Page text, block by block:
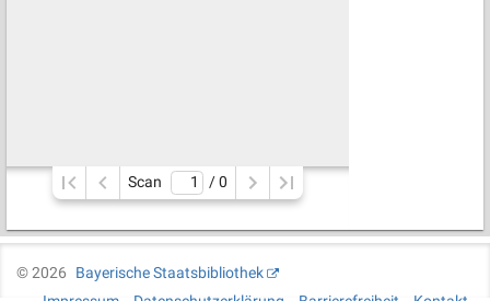
Scan / 0
©2026
Bayerische Staatsbibliothek